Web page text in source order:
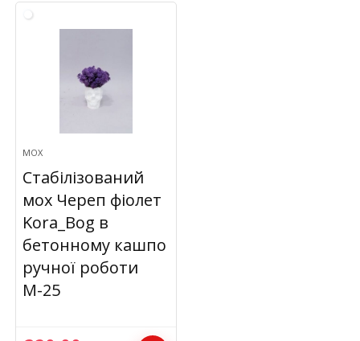
МОХ
Стабілізований
мох Череп фіолет
Kora_Bog в
бетонному кашпо
ручної роботи
М-25